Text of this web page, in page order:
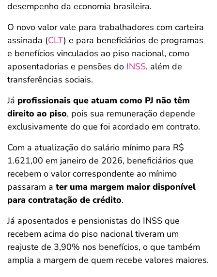
desempenho da economia brasileira.
O novo valor vale para trabalhadores com carteira
assinada (CLT) e para beneficiários de programas
e benefícios vinculados ao piso nacional, como
aposentadorias e pensões do INSS, além de
transferências sociais.
Já profissionais que atuam como PJ não têm
direito ao piso, pois sua remuneração depende
exclusivamente do que foi acordado em contrato.
Com a atualização do salário mínimo para R$
1.621,00 em janeiro de 2026, beneficiários que
recebem o valor correspondente ao mínimo
passaram a ter uma margem maior disponível
para contratação de crédito.
Já aposentados e pensionistas do INSS que
recebem acima do piso nacional tiveram um
reajuste de 3,90% nos benefícios, o que também
amplia a margem de quem recebe valores maiores.